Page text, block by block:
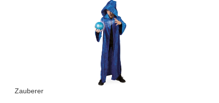
Zau­be­rer